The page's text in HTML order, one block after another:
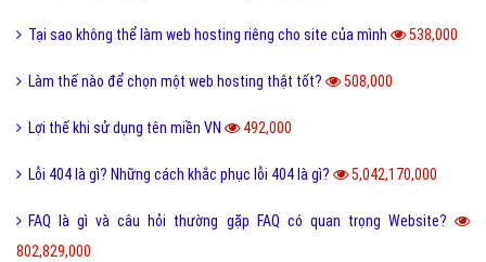
Tại sao không thể làm web hosting riêng cho site của mình 538,000
Làm thế nào để chọn một web hosting thật tốt? 508,000
Lợi thế khi sử dụng tên miền VN 492,000
Lỗi 404 là gì? Những cách khắc phục lỗi 404 là gì? 5,042,170,000
FAQ là gì và câu hỏi thường gặp FAQ có quan trọng Website?
802,829,000